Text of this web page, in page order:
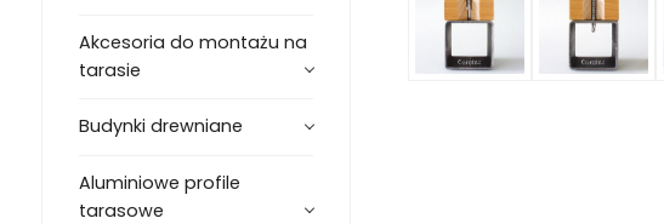
Akcesoria do montażu na
tarasie
Budynki drewniane
Aluminiowe profile
tarasowe